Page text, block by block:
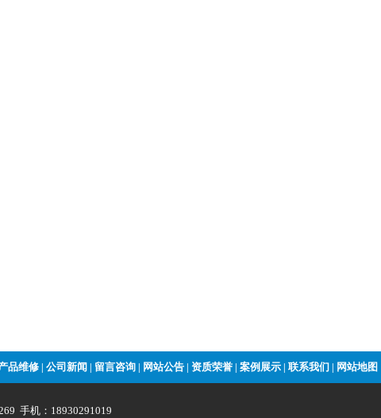
品维修| 公司新闻 留言咨询 网站公告| 资质荣誉| 案例展示| 联系我们 网站地图
手机：18930291019